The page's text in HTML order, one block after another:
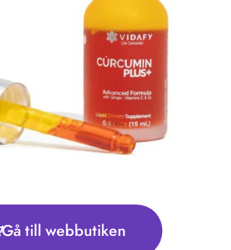
Gå till webbutiken